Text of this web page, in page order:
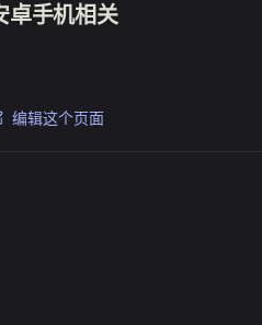
卓手机相关
编辑这个页面